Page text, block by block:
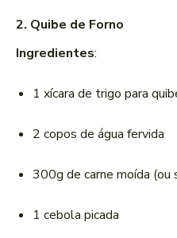
2. Quibe de Forno
Ingredientes:
1 xícara de trigo para
2 copos de água fervida
300g de carne moída
1 cebola picada